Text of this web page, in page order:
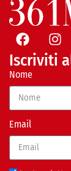
Iscriviti
Nome
Email